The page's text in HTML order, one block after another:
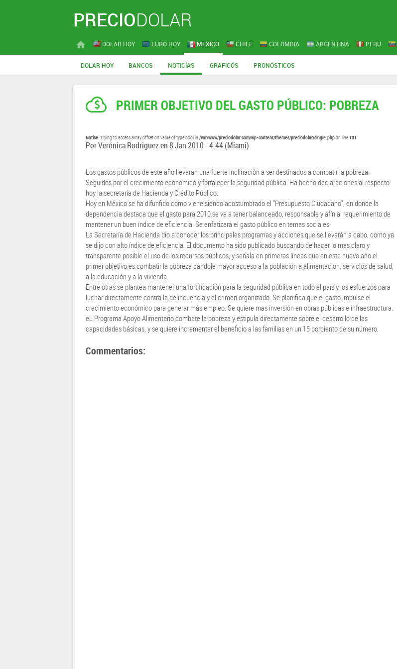
PRECIODOLAR
DOLAR HOY EURO HOY MEXICO CHILE COLOMBIA ARGENTINA PERU
DOLAR HOY BANCOS NOTICÍAS GRAFICÓS PRONÓSTICOS
PRIMER OBJETIVO DEL GASTO PÚBLICO: POBREZA
Notice: Trying to access array offset on value of type bool in /var/www/preciodolar.com/wp-content/themes/preciodolar/single.phpon line131
PorVerónica Rodriguezen8 Jan 2010 - 4:44(Miami)
Los gastos públicos de este año llevaran una fuerte inclinación a ser destinados a combatir la pobreza.
Seguidos por el crecimiento económico y fortalecer la seguridad pública. Ha hecho declaraciones al respecto
hoy la secretaría de Hacienda y Crédito Público.
Hoy en México se ha difunfido como viene siendo acostumbrado el "Presupuesto Ciudadano", en donde la
dependencia destaca que el gasto para 2010 se va a tener balanceado, responsable y afín al requerimiento de
mantener un buen índice de eficiencia. Se enfatizará el gasto público en temas sociales.
La Secretaría de Hacienda dio a conocer los principales programas y acciones que se llevarán a cabo, como ya
se dijo con alto índice de eficiencia. El documento ha sido publicado buscando de hacer lo mas claro y
transparente posible el uso de los recursos públicos, y señala en primeras líneas que en este nuevo año el
primer objetivo es combatir la pobreza dándole mayor acceso a la población a alimentación, servicios de salud,
a la educación y a la vivienda.
Entre otras se plantea mantener una fortificación para la seguridad pública en todo el país y los esfuerzos para
luchar directamente contra la delincuencia y el crimen organizado. Se planifica que el gasto impulse el
crecimiento económico para generar más empleo. Se quiere mas inversión en obras públicas e infraestructura.
eL Programa Apoyo Alimentario combate la pobreza y estipula directamente sobre el desarrollo de las
capacidades básicas, y se quiere incrementar el beneficio a las familias en un 15 porciento de su número.
Commentarios: